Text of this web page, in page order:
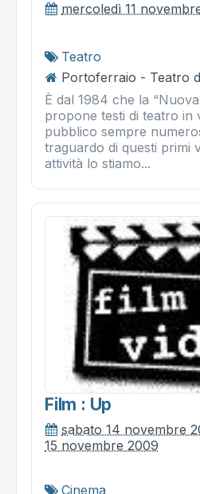
mercoledì 11
Teatro
Portoferraio - Teatro
È dal 1984 che la
propone testi di teatro in
pubblico sempre
traguardo di questi primi
attività lo stiamo...
Film : Up
sabato 14 novembre
15 novembre 2009
Cinema